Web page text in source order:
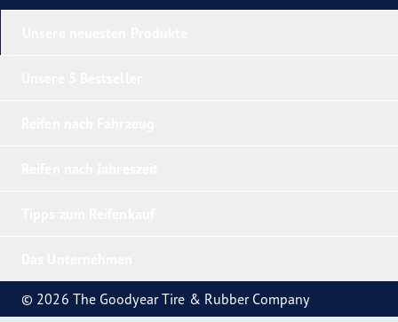
© 2026 The Goodyear Tire & Rubber Company